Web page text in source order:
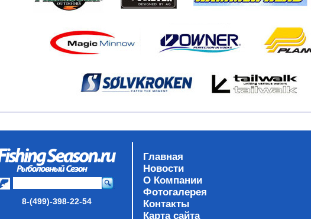
8-(499)-398-22-54
Главная
Новости
О Компании
Фотогалерея
Контакты
Карта сайта